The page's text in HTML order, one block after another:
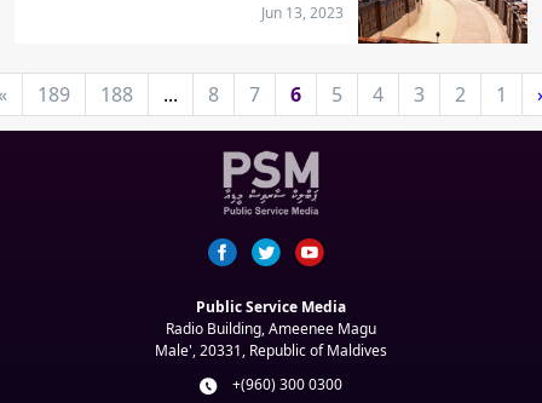
Jun 13, 2023
1
2
3
4
5
6
7
8
...
188
189
Public Service Media
Radio Building, Ameenee Magu
Male', 20331, Republic of Maldives
+(960) 300 0300